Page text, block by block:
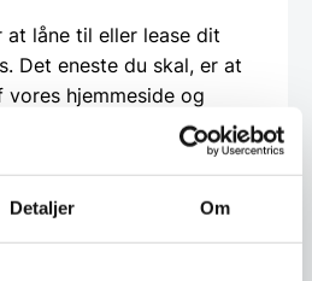
Detaljer Om
at låne til eller lease dit
Det eneste du skal, er at
hjemmeside og
Det giver dig frihed til at
den daglige drift istedet
den indretning du har
måske er for dyr, hvis du